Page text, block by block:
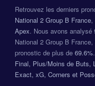
Retrouvez les derniers
National 2 Group B France,
Apex. Nous avons analysé
National 2 Group B
pronostic de plus de 69.6%
Final, Plus/Moins de Buts,
Exact, xG, Corners et